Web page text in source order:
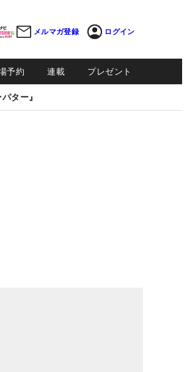
メルマガ登録 ログイン
予約 連載 プレゼント
ター』